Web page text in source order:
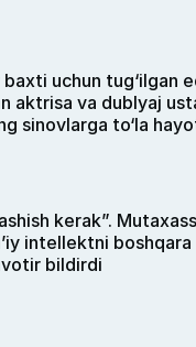
uchun tug‘ilgan
aktrisa va dublyaj
sinovlarga to‘la
kerak”.
intellektni
bildirdi